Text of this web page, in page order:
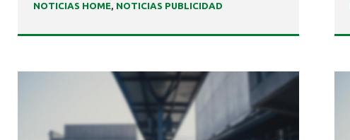
NOTICIAS HOME, NOTICIAS PUBLICIDAD